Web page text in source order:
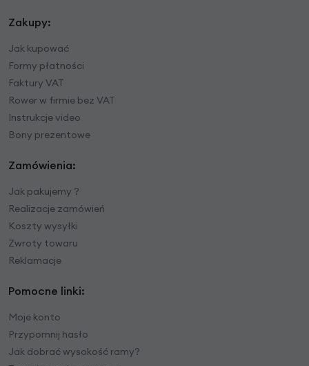
Zakupy:
Jak kupować
Formy płatności
Faktury VAT
Rower w firmie bez VAT
Instrukcje video
Bony prezentowe
Zamówienia:
Jak pakujemy ?
Realizacje zamówień
Koszty wysyłki
Zwroty towaru
Reklamacje
Pomocne linki:
Moje konto
Przypomnij hasło
Jak dobrać wysokość ramy?